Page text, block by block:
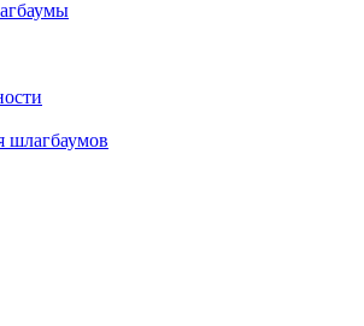
шлагбаумов